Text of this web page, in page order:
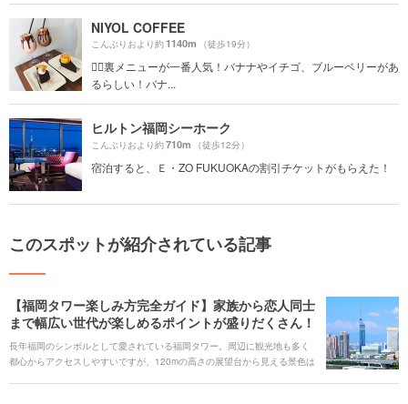
NIYOL COFFEE
こんぶりおより約1140m （徒歩19分）
☝🏻裏メニューが一番人気！バナナやイチゴ、ブルーベリーがあ
るらしい！バナ...
ヒルトン福岡シーホーク
こんぶりおより約710m （徒歩12分）
宿泊すると、Ｅ・ZO FUKUOKAの割引チケットがもらえた！
このスポットが紹介されている記事
【福岡タワー楽しみ方完全ガイド】家族から恋人同士
まで幅広い世代が楽しめるポイントが盛りだくさん！
長年福岡のシンボルとして愛されている福岡タワー。周辺に観光地も多く
都心からアクセスしやすいですが、120mの高さの展望台から見える景色は